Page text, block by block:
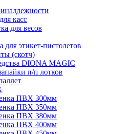
касс
для весов
для этикет-пистолетов
(скотч)
DIONA MAGIC
п/п лотков
ПВХ 300мм
ПВХ 350мм
ПВХ 380мм
ПВХ 400мм